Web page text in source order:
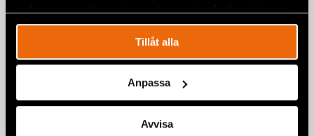
Tillåt alla
Anpassa
Avvisa
“The Persecution of Journalists in